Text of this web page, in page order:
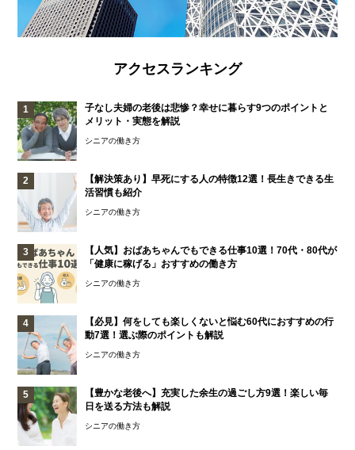
アクセスランキング
子なし夫婦の老後は悲惨？幸せに暮らす9つのポイントと
メリット・実態を解説
シニアの働き方
【解決策あり】早死にする人の特徴12選！長生きできる生
活習慣も紹介
シニアの働き方
【人気】おばあちゃんでもできる仕事10選！70代・80代が
「健康に稼げる」おすすめの働き方
シニアの働き方
【必見】何をしても楽しくないと悩む60代におすすめの行
動7選！選ぶ際のポイントも解説
シニアの働き方
【豊かな老後へ】充実した余生の過ごし方9選！楽しい毎
日を送る方法も解説
シニアの働き方